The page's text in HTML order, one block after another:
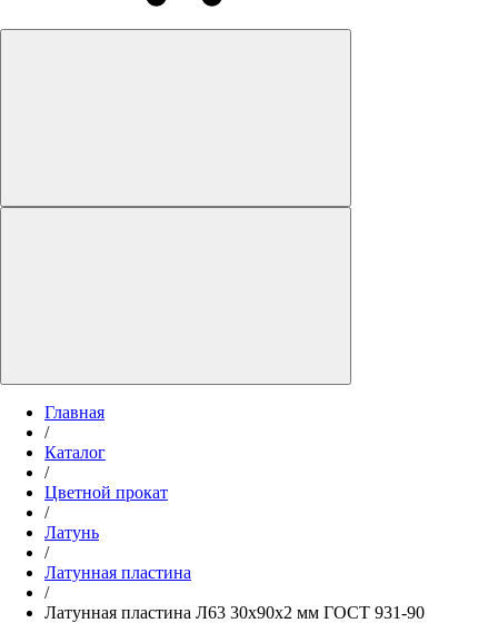
Главная
/
Каталог
/
Цветной прокат
/
Латунь
/
Латунная пластина
/
Латунная пластина Л63 30x90x2 мм ГОСТ 931-90